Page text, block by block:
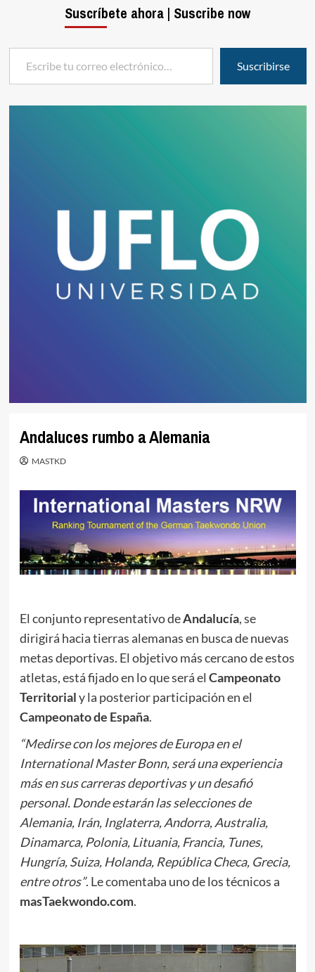
Andaluces rumbo a Alemania
MASTKD
El conjunto representativo deAndalucía, se
dirigirá hacia tierras alemanas en busca de nuevas
metas deportivas. El objetivo más cercano de estos
atletas, está fijado en lo que será el Campeonato
Territorialy la posterior participación en el
Campeonato de España.
“Medirse con los mejores de Europa en el
International Master Bonn, será una experiencia
más en sus carreras deportivas y un desafió
personal. Donde estarán las selecciones de
Alemania, Irán, Inglaterra, Andorra, Australia,
Dinamarca, Polonia, Lituania, Francia, Tunes,
Hungría, Suiza, Holanda, República Checa, Grecia,
entre otros”. Le comentaba uno de los técnicos a
masTaekwondo.com.
Suscríbete ahora | Suscribe now
Escribe tu correo electrónico…
Suscribirse